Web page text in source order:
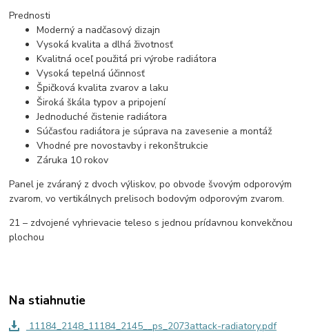
Prednosti
Moderný a nadčasový dizajn
Vysoká kvalita a dlhá životnosť
Kvalitná oceľ použitá pri výrobe radiátora
Vysoká tepelná účinnosť
Špičková kvalita zvarov a laku
Široká škála typov a pripojení
Jednoduché čistenie radiátora
Súčasťou radiátora je súprava na zavesenie a montáž
Vhodné pre novostavby i rekonštrukcie
Záruka 10 rokov
Panel je zváraný z dvoch výliskov, po obvode švovým odporovým
zvarom, vo vertikálnych prelisoch bodovým odporovým zvarom.
21 – zdvojené vyhrievacie teleso s jednou prídavnou konvekčnou
plochou
Na stiahnutie
11184_2148_11184_2145__ps_2073attack-radiatory.pdf